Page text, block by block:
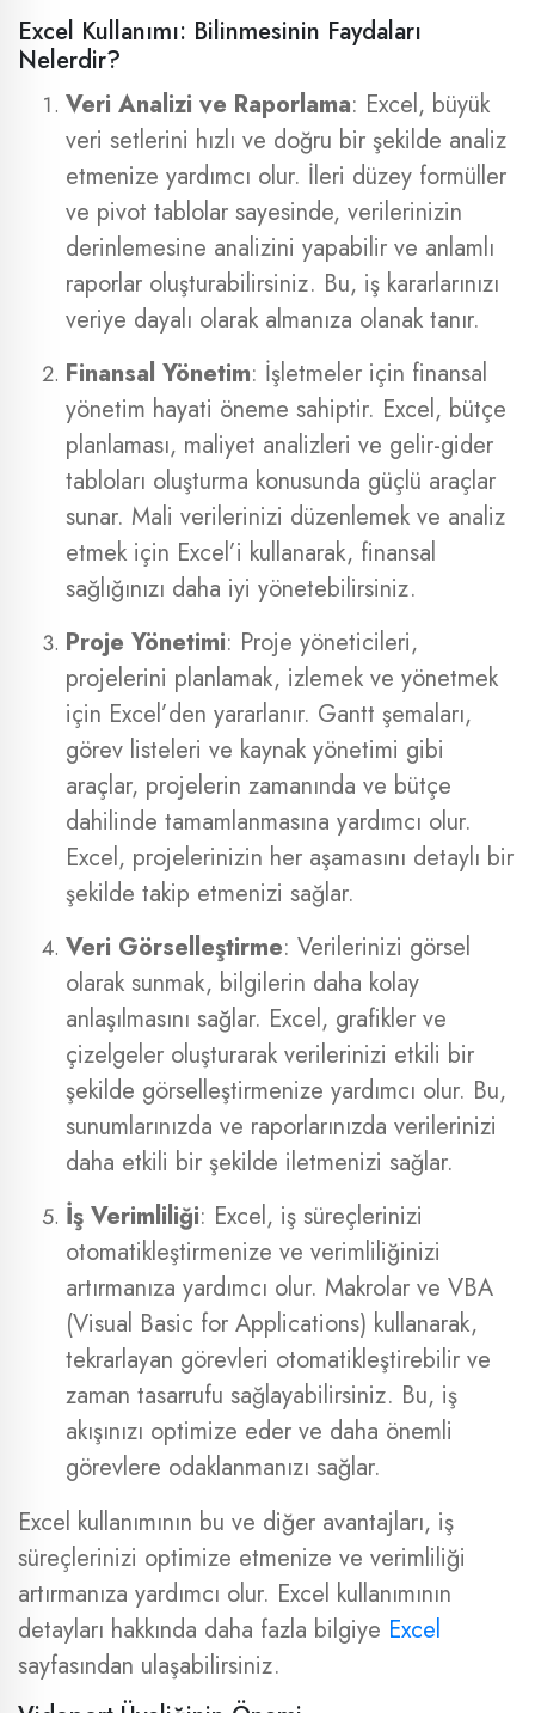
Excel Kullanımı: Bilinmesinin Faydaları
Nelerdir?
Veri Analizi ve Raporlama: Excel, büyük
veri setlerini hızlı ve doğru bir şekilde analiz
etmenize yardımcı olur. İleri düzey formüller
ve pivot tablolar sayesinde, verilerinizin
derinlemesine analizini yapabilir ve anlamlı
raporlar oluşturabilirsiniz. Bu, iş kararlarınızı
veriye dayalı olarak almanıza olanak tanır.
Finansal Yönetim: İşletmeler için finansal
yönetim hayati öneme sahiptir. Excel, bütçe
planlaması, maliyet analizleri ve gelir-gider
tabloları oluşturma konusunda güçlü araçlar
sunar. Mali verilerinizi düzenlemek ve analiz
etmek için Excel’i kullanarak, finansal
sağlığınızı daha iyi yönetebilirsiniz.
Proje Yönetimi: Proje yöneticileri,
projelerini planlamak, izlemek ve yönetmek
için Excel’den yararlanır. Gantt şemaları,
görev listeleri ve kaynak yönetimi gibi
araçlar, projelerin zamanında ve bütçe
dahilinde tamamlanmasına yardımcı olur.
Excel, projelerinizin her aşamasını detaylı bir
şekilde takip etmenizi sağlar.
Veri Görselleştirme: Verilerinizi görsel
olarak sunmak, bilgilerin daha kolay
anlaşılmasını sağlar. Excel, grafikler ve
çizelgeler oluşturarak verilerinizi etkili bir
şekilde görselleştirmenize yardımcı olur. Bu,
sunumlarınızda ve raporlarınızda verilerinizi
daha etkili bir şekilde iletmenizi sağlar.
İş Verimliliği: Excel, iş süreçlerinizi
otomatikleştirmenize ve verimliliğinizi
artırmanıza yardımcı olur. Makrolar ve VBA
(Visual Basic for Applications) kullanarak,
tekrarlayan görevleri otomatikleştirebilir ve
zaman tasarrufu sağlayabilirsiniz. Bu, iş
akışınızı optimize eder ve daha önemli
görevlere odaklanmanızı sağlar.
Excel kullanımının bu ve diğer avantajları, iş
süreçlerinizi optimize etmenize ve verimliliği
artırmanıza yardımcı olur. Excel kullanımının
detayları hakkında daha fazla bilgiye Excel
sayfasından ulaşabilirsiniz.